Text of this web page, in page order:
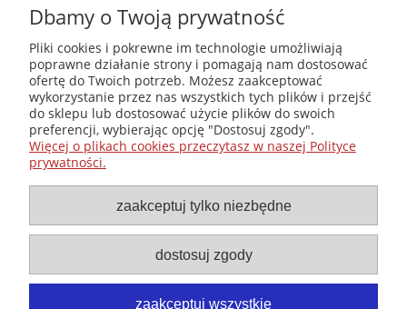
księgarni”
(edycja 2025-
2026)
Księgarnia-Galeria "Nieznany Świat" - internetowy sklep
ezoteryczny online
Zapraszamy również do odwiedzenia naszej księgarni
stacjonarnej przy ul. Kredytowej 2 w Warszawie
© Copyright 2014-2026 Wydawnictwo "Nieznany Świat"
Wszelkie prawa zastrzeżone
Dbamy o Twoją prywatność
Pliki cookies i pokrewne im technologie umożliwiają
poprawne działanie strony i pomagają nam dostosować
ofertę do Twoich potrzeb. Możesz zaakceptować
wykorzystanie przez nas wszystkich tych plików i przejść
do sklepu lub dostosować użycie plików do swoich
preferencji, wybierając opcję "Dostosuj zgody".
Więcej o plikach cookies przeczytasz w naszej Polityce
prywatności.
zaakceptuj tylko niezbędne
dostosuj zgody
zaakceptuj wszystkie